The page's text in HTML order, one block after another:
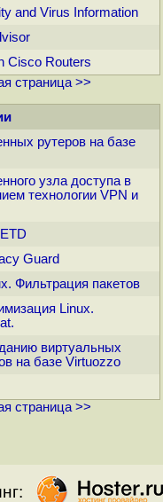
and Virus Information
Cisco Routers
страница >>
рутеров на базе
узла доступа в
технологии VPN и
Guard
Фильтрация пакетов
Linux.
виртуальных
на базе Virtuozzo
страница >>